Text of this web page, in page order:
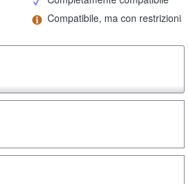
Compatibile, ma con restrizioni